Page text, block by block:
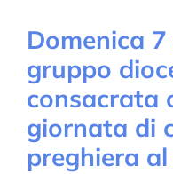
Domenica
gruppo
consacrata
giornata di
preghiera